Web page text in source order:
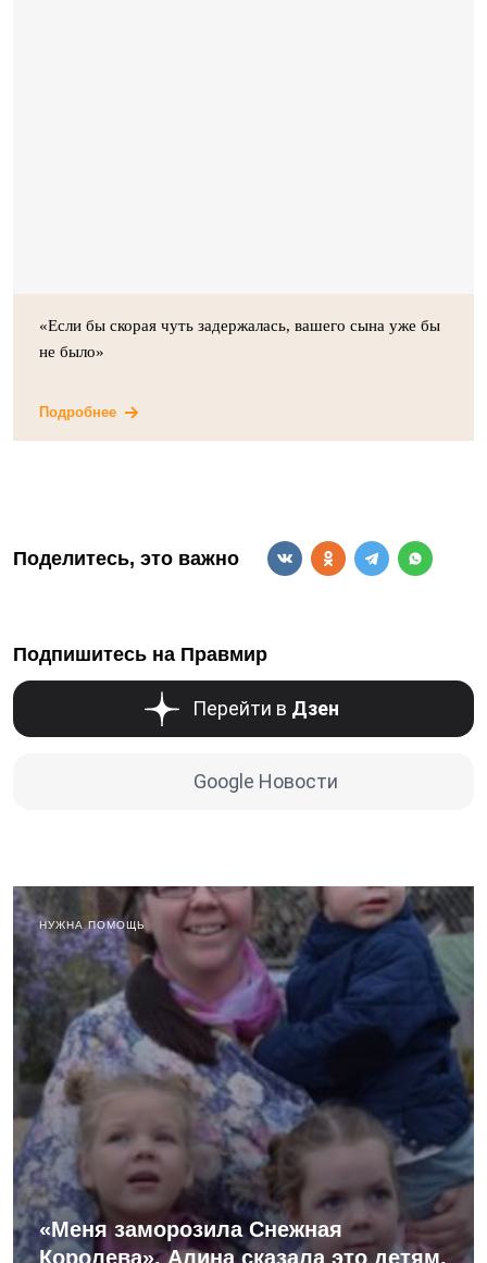
«Если бы скорая чуть задержалась, вашего сына уже бы
не было»
Подробнее
Поделитесь, это важно
Подпишитесь на Правмир
Перейти в Дзен
Google Новости
НУЖНА ПОМОЩЬ
«Меня заморозила Снежная
Королева». Алина сказала это детям,